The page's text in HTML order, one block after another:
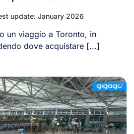
update: January 2026
un viaggio a Toronto, in
dove acquistare [...]